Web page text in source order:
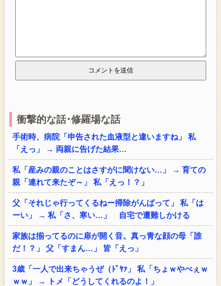
衝撃的な話･修羅場な話
手術時、病院「申告された血液型と違いますね」 私
「えっ」 → 両親に告げた結果…
私「産みの親のことはさすがに聞けない…」 → 育ての
親「連れて来たぞ～」 私「えっ！？」
父「それじゃ行ってくるねー掃除がんばって」 私「は
ーい」 → 私「さ、寒い…」 自宅で遭難しかける
家族は揃ってるのに扉が開く音。真っ青な顔の母「誰
だ！？」 父「すまん…」 皆「えっ」
3歳「一人で出来ちゃうぜ（ﾄﾞﾔｧ」 私「ちょｗやべぇｗ
ｗｗ」 → トメ「どうしてくれるのよ！」